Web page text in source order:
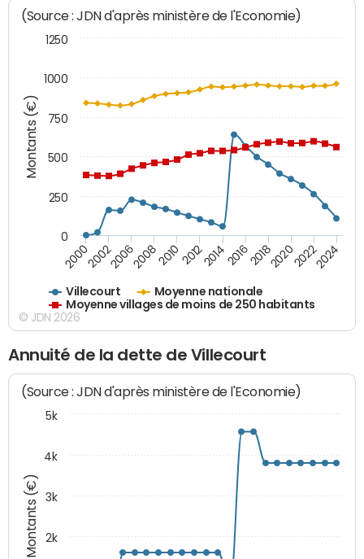
Montants (€)
(Source : JDN d'après ministère de l'Economie)
Villecourt
Moyenne nationale
Moyenne villages de moins de 250 habitants
200020022006200820102012201420162018202020222024
0
250
500
750
1000
1250
© JDN 2026
Annuité de la dette de Villecourt
Montants (€)
(Source : JDN d'après ministère de l'Economie)
2k
3k
4k
5k